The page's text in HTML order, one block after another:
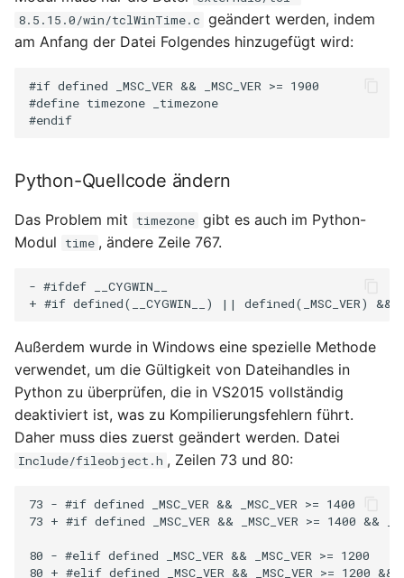
8.5.15.0/win/tclWinTime.c geändert werden, indem
am Anfang der Datei Folgendes hinzugefügt wird:
#if defined _MSC_VER && _MSC_VER >= 1900
#define timezone _timezone
Python-Quellcode ändern
Das Problem mit timezone gibt es auch im Python-
Modul
time , ändere Zeile 767.
- #ifdef __CYGWIN__
Außerdem wurde in Windows eine spezielle Methode
verwendet, um die Gültigkeit von Dateihandles in
Python zu überprüfen, die in VS2015 vollständig
deaktiviert ist, was zu Kompilierungsfehlern führt.
Daher muss dies zuerst geändert werden. Datei
Include/fileobject.h , Zeilen 73 und 80:
73 - #if defined _MSC_VER && _MSC_VER >= 1400
73 + #if defined _MSC_VER && _MSC_VER >= 1400 &&
80 - #elif defined _MSC_VER && _MSC_VER >= 1200